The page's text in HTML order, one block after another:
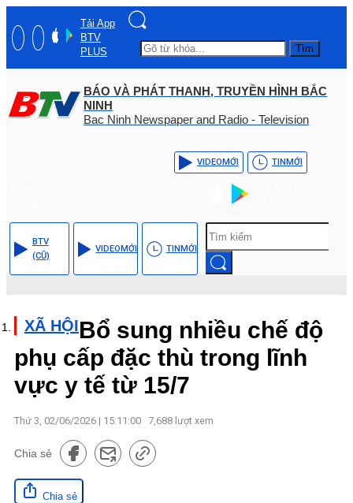
Tải App
BTV
PLUS
Tìm
BÁO VÀ PHÁT THANH, TRUYỀN HÌNH BẮC
NINH
Bac Ninh Newspaper and Radio - Television
VIDEOMỚI TINMỚI
BTV
(CŨ)
VIDEOMỚI TINMỚI
XÃ HỘIBổ sung nhiều chế độ
phụ cấp đặc thù trong lĩnh
vực y tế từ 15/7
Thứ 3, 02/06/2026 | 15:11:00 7,688 lượt xem
Chia sẻ
Chia sẻ